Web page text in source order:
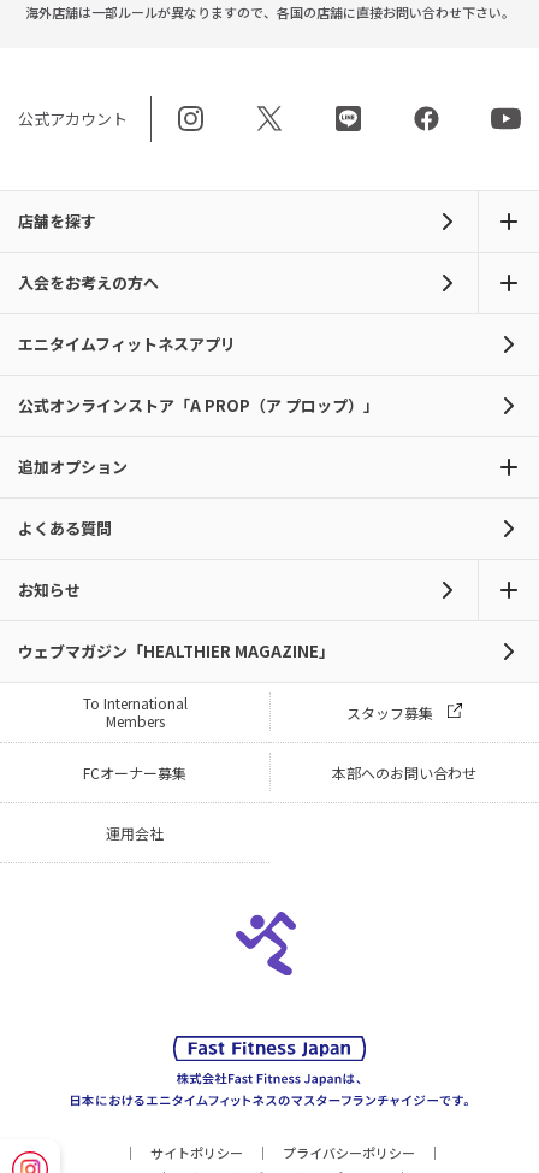
海外店舗は一部ルールが異なりますので、 各国の店舗に直接お問い合わせ下さい。
公式アカウント
店舗を探す
入会をお考えの方へ
エニタイムフィットネスアプリ
公式オンラインストア「A PROP（ア プロップ）」
追加オプション
よくある質問
お知らせ
ウェブマガジン「HEALTHIER MAGAZINE」
To International
Members
スタッフ募集
FCオーナー募集 本部へのお問い合わせ
運用会社
サイトポリシー
プライバシーポリシー